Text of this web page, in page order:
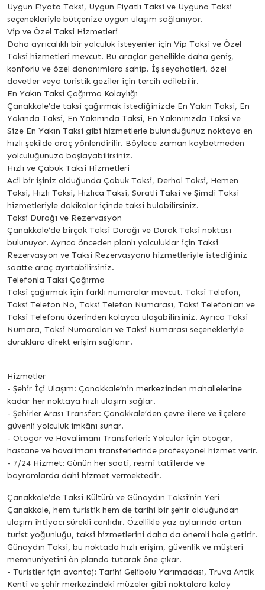
Uygun Fiyata Taksi, Uygun Fiyatlı Taksi ve Uyguna Taksi
seçenekleriyle bütçenize uygun ulaşım sağlanıyor.
Vip ve Özel Taksi Hizmetleri
Daha ayrıcalıklı bir yolculuk isteyenler için Vip Taksi ve Özel
Taksi hizmetleri mevcut. Bu araçlar genellikle daha geniş,
konforlu ve özel donanımlara sahip. İş seyahatleri, özel
davetler veya turistik geziler için tercih edilebilir.
En Yakın Taksi Çağırma Kolaylığı
Çanakkale’de taksi çağırmak istediğinizde En Yakın Taksi, En
Yakında Taksi, En Yakınında Taksi, En Yakınınızda Taksi ve
Size En Yakın Taksi gibi hizmetlerle bulunduğunuz noktaya en
hızlı şekilde araç yönlendirilir. Böylece zaman kaybetmeden
yolculuğunuza başlayabilirsiniz.
Hızlı ve Çabuk Taksi Hizmetleri
Acil bir işiniz olduğunda Çabuk Taksi, Derhal Taksi, Hemen
Taksi, Hızlı Taksi, Hızlıca Taksi, Süratli Taksi ve Şimdi Taksi
hizmetleriyle dakikalar içinde taksi bulabilirsiniz.
Taksi Durağı ve Rezervasyon
Çanakkale’de birçok Taksi Durağı ve Durak Taksi noktası
bulunuyor. Ayrıca önceden planlı yolculuklar için Taksi
Rezervasyon ve Taksi Rezervasyonu hizmetleriyle istediğiniz
saatte araç ayırtabilirsiniz.
Telefonla Taksi Çağırma
Taksi çağırmak için farklı numaralar mevcut. Taksi Telefon,
Taksi Telefon No, Taksi Telefon Numarası, Taksi Telefonları ve
Taksi Telefonu üzerinden kolayca ulaşabilirsiniz. Ayrıca Taksi
Numara, Taksi Numaraları ve Taksi Numarası seçenekleriyle
duraklara direkt erişim sağlanır.
Hizmetler
- Şehir İçi Ulaşım: Çanakkale’nin merkezinden mahallelerine
kadar her noktaya hızlı ulaşım sağlar.
- Şehirler Arası Transfer: Çanakkale’den çevre illere ve ilçelere
güvenli yolculuk imkânı sunar.
- Otogar ve Havalimanı Transferleri: Yolcular için otogar,
hastane ve havalimanı transferlerinde profesyonel hizmet verir.
- 7/24 Hizmet: Günün her saati, resmi tatillerde ve
bayramlarda dahi hizmet vermektedir.
Çanakkale’de Taksi Kültürü ve Günaydın Taksi’nin Yeri
Çanakkale, hem turistik hem de tarihi bir şehir olduğundan
ulaşım ihtiyacı sürekli canlıdır. Özellikle yaz aylarında artan
turist yoğunluğu, taksi hizmetlerini daha da önemli hale getirir.
Günaydın Taksi, bu noktada hızlı erişim, güvenlik ve müşteri
memnuniyetini ön planda tutarak öne çıkar.
- Turistler için avantaj: Tarihi Gelibolu Yarımadası, Truva Antik
Kenti ve şehir merkezindeki müzeler gibi noktalara kolay